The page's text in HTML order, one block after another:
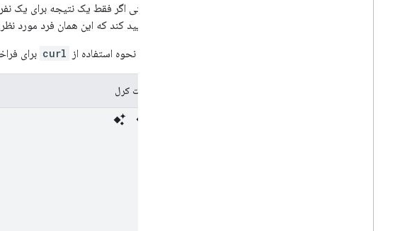
حتی اگر فقط یک نتیجه برای یک نفر
تأیید کند که این همان فرد مورد
نمونه زیر نحوه استفاده از curl برای
درخواست کرل